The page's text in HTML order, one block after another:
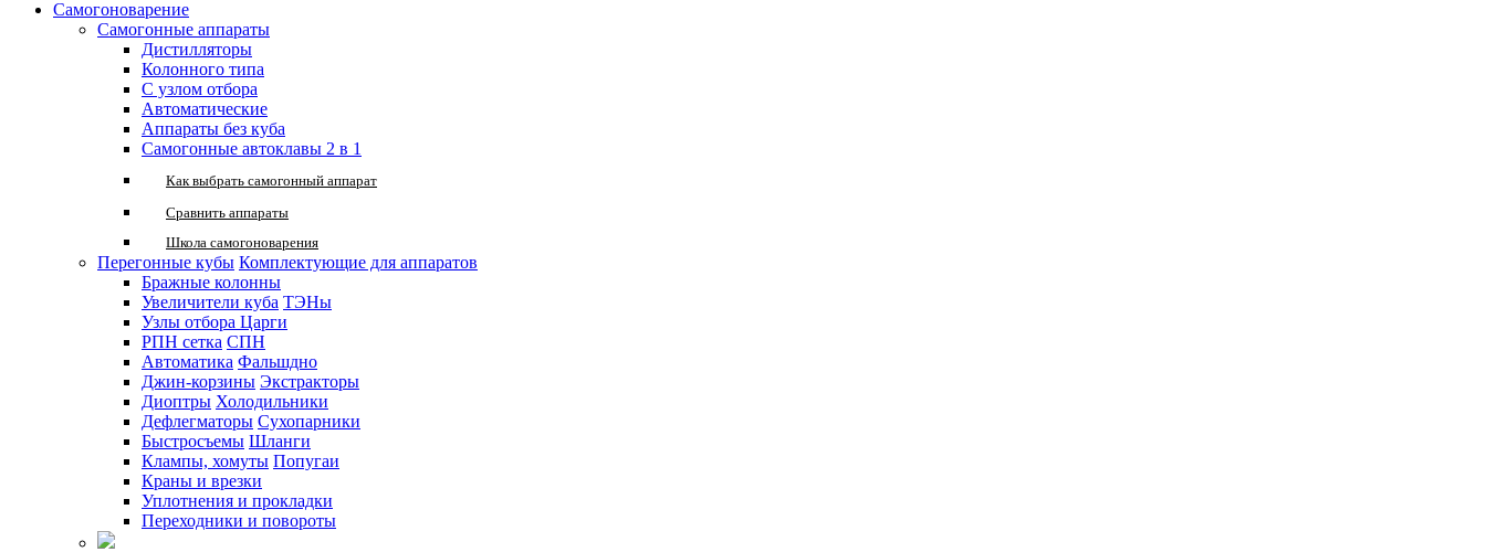
Самогоноварение
Самогонные аппараты
Дистилляторы
Колонного типа
С узлом отбора
Автоматические
Аппараты без куба
Самогонные автоклавы 2 в 1
Как выбрать самогонный аппарат
Сравнить аппараты
Школа самогоноварения
Перегонные кубы Комплектующие для аппаратов
Бражные колонны
Увеличители куба ТЭНы
Узлы отбора Царги
РПН сетка СПН
Автоматика Фальшдно
Джин-корзины Экстракторы
Диоптры Холодильники
Дефлегматоры Сухопарники
Быстросъемы Шланги
Клампы, хомуты Попугаи
Краны и врезки
Уплотнения и прокладки
Переходники и повороты